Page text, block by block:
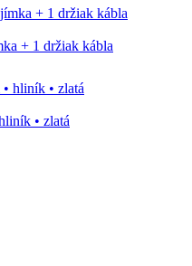
+ 1 držiak kábla
• zlatá